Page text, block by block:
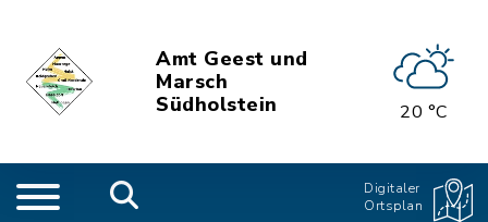
Amt Geest und
Marsch
Südholstein
20 °C
Digitaler
Ortsplan